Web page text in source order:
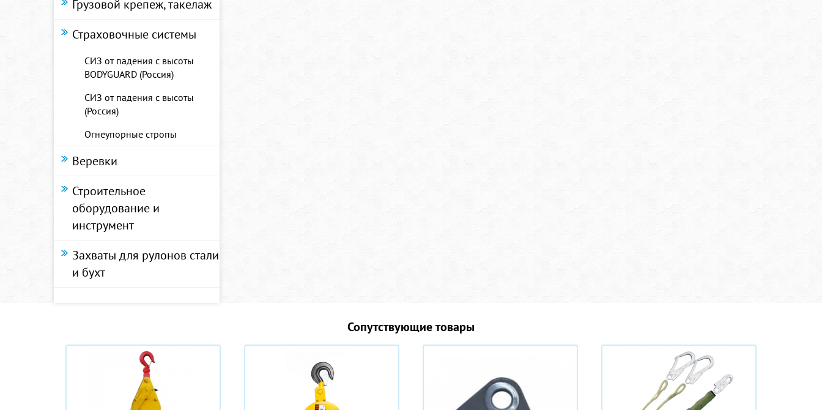
Грузовой крепеж, такелаж
Страховочные системы
СИЗ от падения с высоты
BODYGUARD (Россия)
СИЗ от падения с высоты
(Россия)
Огнеупорные стропы
Веревки
Строительное
оборудование и
инструмент
Захваты для рулонов стали
и бухт
Сопутствующие товары